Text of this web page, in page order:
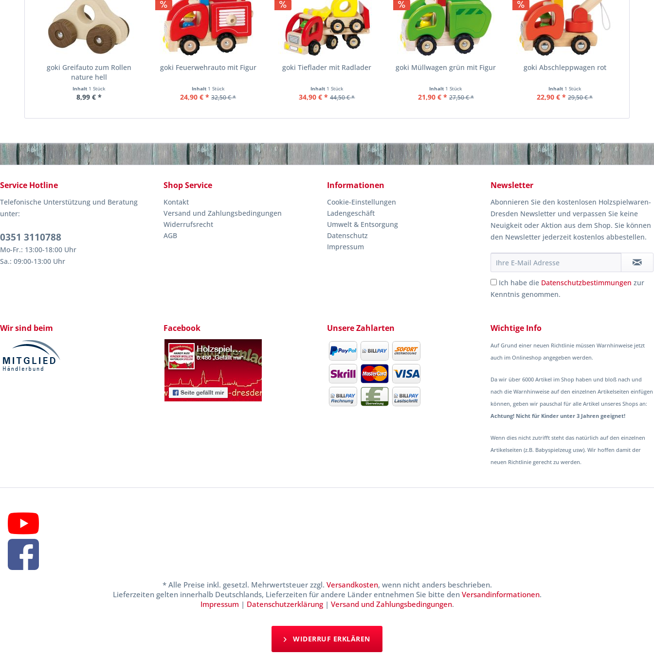
goki Greifauto zum Rollen
nature hell
Inhalt 1 Stück
8,99 € *
goki Feuerwehrauto mit Figur
Inhalt 1 Stück
24,90 € * 32,50 € *
goki Tieflader mit Radlader
Inhalt 1 Stück
34,90 € * 44,50 € *
goki Müllwagen grün mit Figur
Inhalt 1 Stück
21,90 € * 27,50 € *
goki Abschleppwagen rot
Inhalt 1 Stück
22,90 € * 29,50 € *
Service Hotline
Telefonische Unterstützung und Beratung
unter:
0351 3110788
Mo-Fr.: 13:00-18:00 Uhr
Sa.: 09:00-13:00 Uhr
Shop Service
Kontakt
Versand und Zahlungsbedingungen
Widerrufsrecht
AGB
Informationen
Cookie-Einstellungen
Ladengeschäft
Umwelt & Entsorgung
Datenschutz
Impressum
Newsletter
Abonnieren Sie den kostenlosen Holzspielwaren-
Dresden Newsletter und verpassen Sie keine
Neuigkeit oder Aktion aus dem Shop. Sie können
den Newsletter jederzeit kostenlos abbestellen.
Ich habe die Datenschutzbestimmungen zur
Kenntnis genommen.
Wir sind beim Facebook Unsere Zahlarten Wichtige Info
Auf Grund einer neuen Richtlinie müssen Warnhinweise jetzt
auch im Onlineshop angegeben werden.
Da wir über 6000 Artikel im Shop haben und bloß nach und
nach die Warnhinweise auf den einzelnen Artikelseiten einfügen
können, geben wir pauschal für alle Artikel unseres Shops an:
Achtung! Nicht für Kinder unter 3 Jahren geeignet!
Wenn dies nicht zutrifft steht das natürlich auf den einzelnen
Artikelseiten (z.B. Babyspielzeug usw). Wir hoffen damit der
neuen Richtlinie gerecht zu werden.
* Alle Preise inkl. gesetzl. Mehrwertsteuer zzgl. Versandkosten, wenn nicht anders beschrieben.
Lieferzeiten gelten innerhalb Deutschlands, Lieferzeiten für andere Länder entnehmen Sie bitte den Versandinformationen.
Impressum | Datenschutzerklärung| Versand und Zahlungsbedingungen.
WIDERRUF ERKLÄREN